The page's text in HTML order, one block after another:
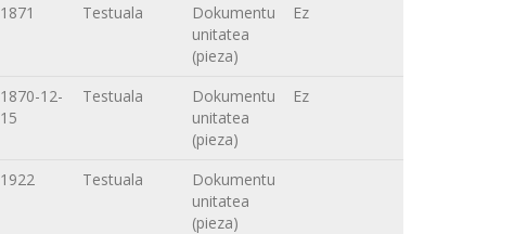
1871 Testuala
Dokumentu
unitatea
(pieza)
Ez
1870-12-
15
Testuala
Dokumentu
unitatea
(pieza)
Ez
1922 Testuala
Dokumentu
unitatea
(pieza)